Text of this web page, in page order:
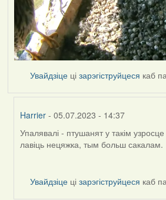
Увайдзіце цізарэгіструйцеся каб
Harrier - 05.07.2023 - 14:37
In
reply
Lighty
Упалявалі - птушанят у такім узросце
лавіць нецяжка, тым больш сакалам.
Увайдзіце цізарэгіструйцеся каб